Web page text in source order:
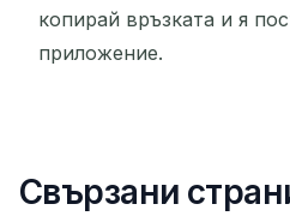
копирай връзката и я
приложение.
Свързани